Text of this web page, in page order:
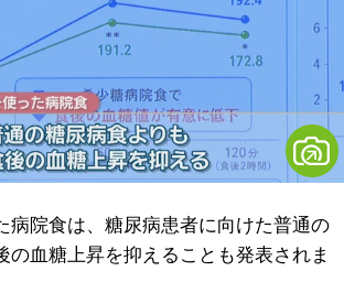
院食は、糖尿病患者に向けた普通の
の血糖上昇を抑えることも発表されま